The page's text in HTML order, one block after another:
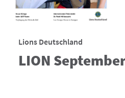
Lions Deutschland
LION